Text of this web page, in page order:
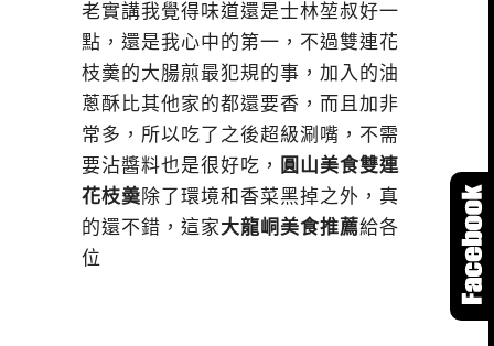
老實講我覺得味道還是士林堃叔好一
點，還是我心中的第一，不過雙連花
枝羮的大腸煎最犯規的事，加入的油
蔥酥比其他家的都還要香，而且加非
常多，所以吃了之後超級涮嘴，不需
要沾醬料也是很好吃， 圓山美食雙連
花枝羮 除了環境和香菜黑掉之外，真
的還不錯，這家大龍峒美食推薦給各
位